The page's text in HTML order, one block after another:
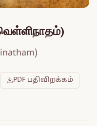
PDF பதிவிறக்கம்